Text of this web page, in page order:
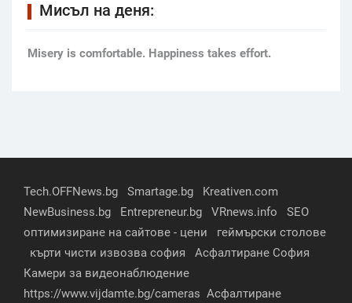
Мисъл на деня:
Мisery is comfortable. Happiness takes effort.
Tech.OFFNews.bg Smartage.bg
Kreativen.com
NewBusiness.bg
Entrepreneur.bg VRnews.info
SEO
оптимизиране на сайтове - цени
геймърски столове
кърти чисти извозва софия
Асфалтиране София
Камери за видеонаблюдение
https://www.vijdamte.bg/cameras Асфалтиране